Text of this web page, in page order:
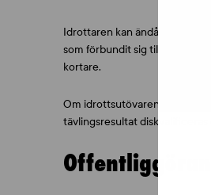
Idrottaren kan ändå
som förbundit sig till
kortare.
Om idrottsutövaren eller en
tävlingsresultat diskvalificeras